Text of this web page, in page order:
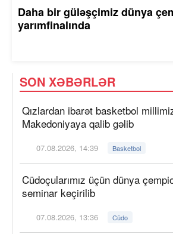
Daha bir güləşçimiz dünya
yarımfinalında
SON XƏBƏRLƏR
Qızlardan ibarət basketbol
Makedoniyaya qalib gəlib
07.08.2026, 14:39 Basketbol
Cüdoçularımız üçün dünya
seminar keçirilib
07.08.2026, 13:36 Cüdo